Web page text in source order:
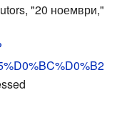
"20 ноември,"